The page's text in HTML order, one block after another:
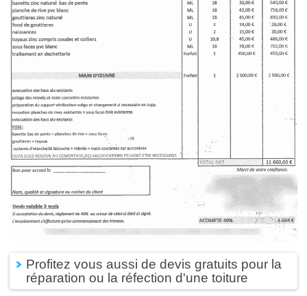
Profitez vous aussi de devis gratuits pour la
réparation ou la réfection d'une toiture